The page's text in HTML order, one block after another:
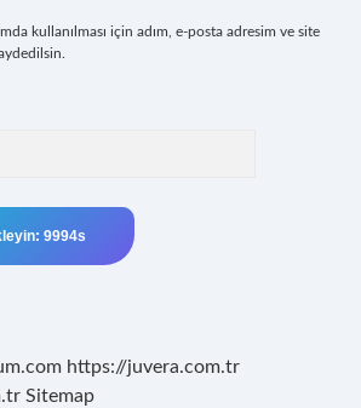
kullanılması için adım, e-posta adresim ve site
https://juvera.com.tr
Sitemap